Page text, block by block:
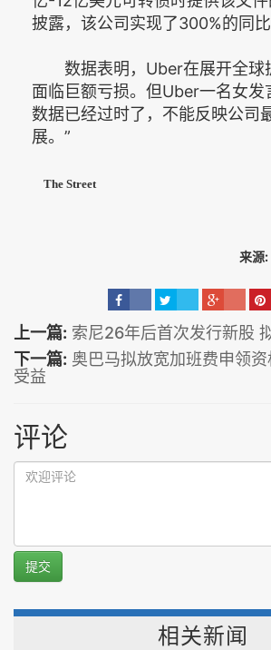
披露，该公司实现了300%的同比
数据表明，Uber在展开全球
面临巨额亏损。但Uber一名女发
数据已经过时了，不能反映公司
展。”
The Street
来源:
上一篇: 索尼26年后首次发行新股
下一篇: 奥巴马拟放宽加班费申领
受益
评论
提交
相关新闻